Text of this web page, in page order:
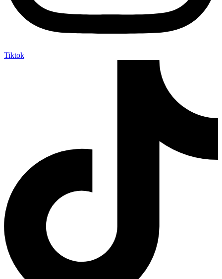
Tiktok